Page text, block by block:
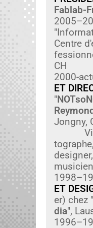
Fablab-
Cen­tre
CH
2000-
ET
"
Rey­mond
Jongny,
ET
er) chez "
dia",